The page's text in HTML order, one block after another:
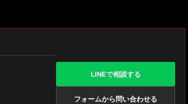
LINEで相談する
フォームから問い合わせる